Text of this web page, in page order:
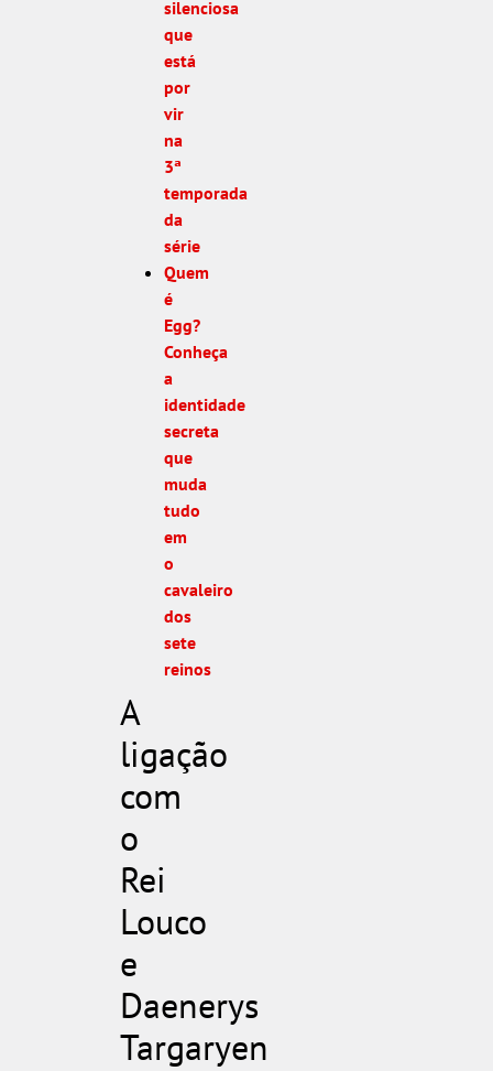
silenciosa
que
está
por
vir
na
3ª
temporada
da
série
Quem
é
Egg?
Conheça
a
identidade
secreta
que
muda
tudo
em
o
cavaleiro
dos
sete
reinos
A
ligação
com
o
Rei
Louco
e
Daenerys
Targaryen